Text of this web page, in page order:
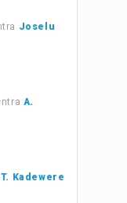
Joselu
A.
T. Kadewere